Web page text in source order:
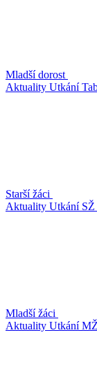
Mladší dorost
Aktuality Utkání
Starší žáci
Aktuality Utkání
Mladší žáci
Aktuality Utkání